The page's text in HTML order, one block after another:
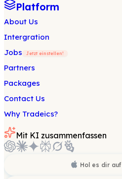
Platform
About Us
Intergration
Jobs
Jetzt einstellen!
Partners
Packages
Contact Us
Why Tradeics?
Mit KI zusammenfassen
Hol es dir auf